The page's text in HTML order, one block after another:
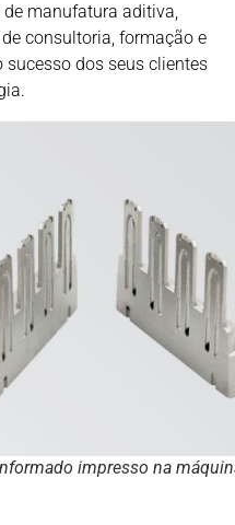
manufatura aditiva,
consultoria, formação e
dos seus clientes
impresso na